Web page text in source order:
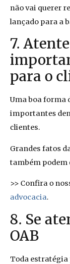
não vai querer
lançado para a
7.
para o
Uma boa forma
importantes
clientes.
Grandes fatos
também podem
>> Confira o
advocacia.
8. Se
OAB
Toda estratégia